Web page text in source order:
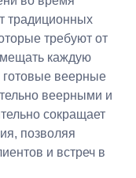
традиционных
требуют от
каждую
готовые веерные
веерными и
сокращает
позволяя
и встреч в